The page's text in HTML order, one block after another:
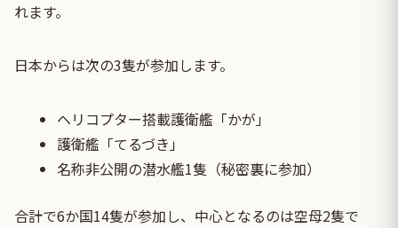
れます。
日本からは次の3隻が参加します。
ヘリコプター搭載護衛艦「かが」
護衛艦「てるづき」
名称非公開の潜水艦1隻（秘密裏に参加）⠀
合計で6か国14隻が参加し、中心となるのは空母2隻で